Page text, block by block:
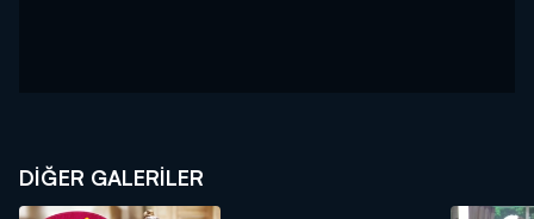
DİĞER GALERİLER